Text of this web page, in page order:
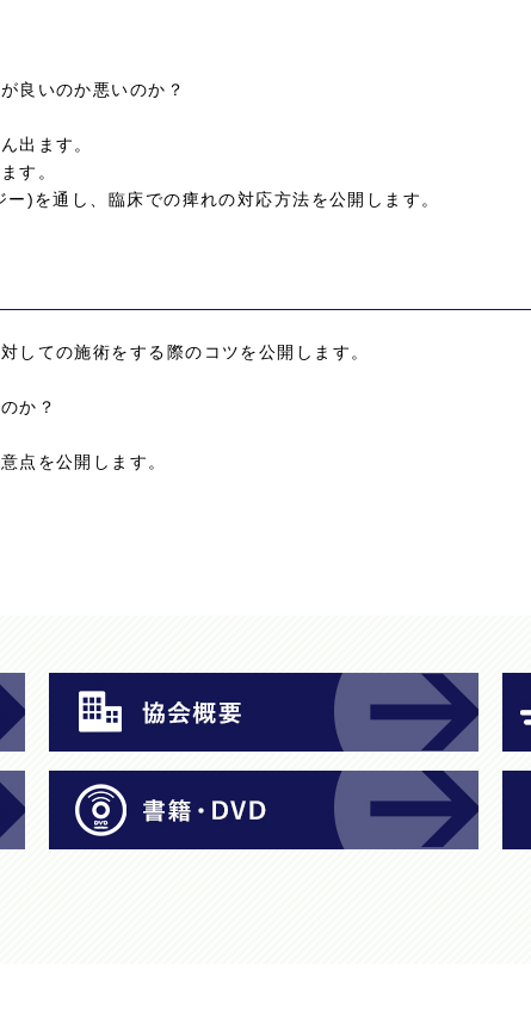
良いのか悪いのか？
出ます。
す。
)を通し、臨床での痺れの対応方法を公開します。
しての施術をする際のコツを公開します。
か？
点を公開します。